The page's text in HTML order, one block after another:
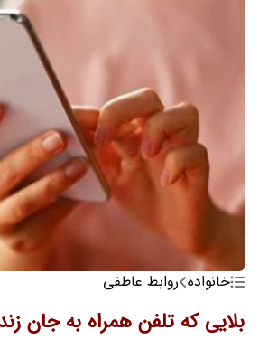
خانواده روابط عاطفی
بلایی که تلفن همراه به جان